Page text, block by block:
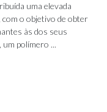
uma elevada
o objetivo de obter
às dos seus
polímero ...